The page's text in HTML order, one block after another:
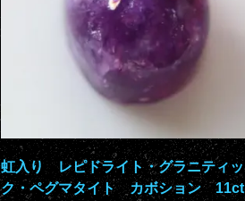
虹入り レピドライト・グラニティッ
ク・ペグマタイト カボション 11ct